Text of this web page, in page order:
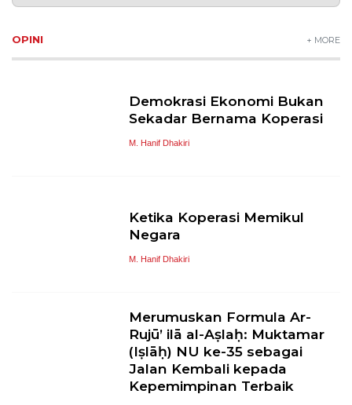
OPINI + MORE
Demokrasi Ekonomi Bukan
Sekadar Bernama Koperasi
M. Hanif Dhakiri
Ketika Koperasi Memikul
Negara
M. Hanif Dhakiri
Merumuskan Formula Ar-
Rujū’ ilā al-Aṣlaḥ: Muktamar
(Iṣlāḥ) NU ke-35 sebagai
Jalan Kembali kepada
Kepemimpinan Terbaik